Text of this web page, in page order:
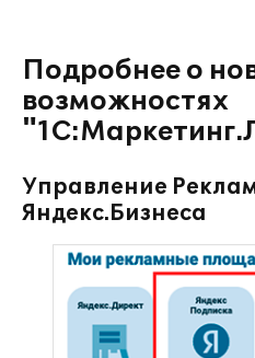
Подробнее о
возможностях
Управление
Яндекс.Бизнеса